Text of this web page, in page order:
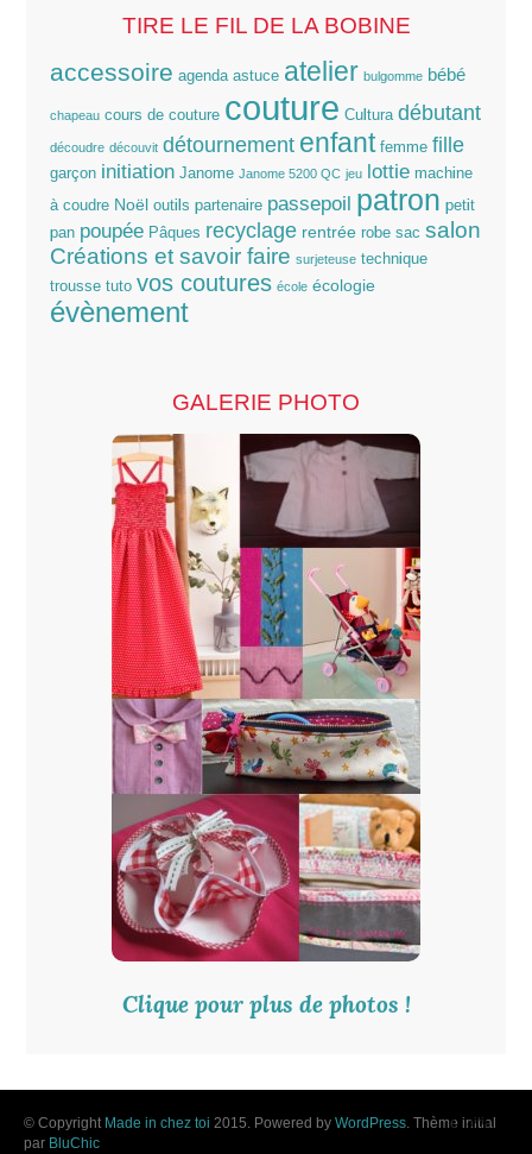
TIRE LE FIL DE LA BOBINE
accessoire agenda astuce atelier bulgomme bébé
chapeau cours de couture couture Cultura débutant
découdre découvit détournement enfant femme fille
garçon initiation Janome Janome 5200 QC jeu lottie machine
à coudre Noël outils partenaire passepoil patron petit
pan poupée Pâques recyclage rentrée robe sac salon
Créations et savoir faire surjeteuse technique
trousse tuto vos coutures école écologie
évènement
GALERIE PHOTO
Clique pour plus de photos !
© Copyright Made in chez toi 2015. Powered by WordPress . Thème initial
par BluChic